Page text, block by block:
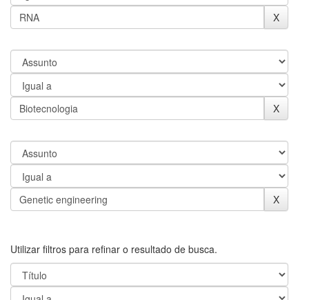
Utilizar filtros para refinar o resultado de busca.